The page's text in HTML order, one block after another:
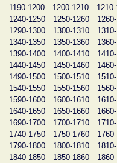
1190-1200
1200-1210
1240-1250
1250-1260
1290-1300
1300-1310
1340-1350
1350-1360
1390-1400
1400-1410
1440-1450
1450-1460
1490-1500
1500-1510
1540-1550
1550-1560
1590-1600
1600-1610
1640-1650
1650-1660
1690-1700
1700-1710
1740-1750
1750-1760
1790-1800
1800-1810
1840-1850
1850-1860